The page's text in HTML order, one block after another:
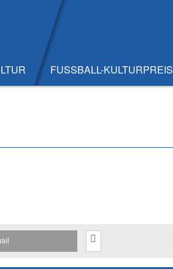
FUSSBALL-KULTURPREIS